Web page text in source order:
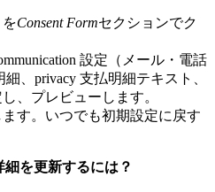
をConsent Formセクションでク
設定（メール・電話
、privacy 支払明細テキスト、
、プレビューします。
ます。いつでも初期設定に戻す
細を更新するには？